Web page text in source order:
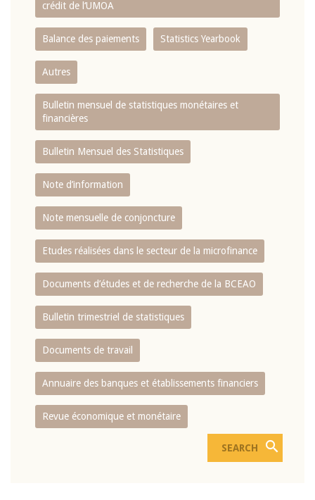
crédit de l‘UMOA
Balance des paiements Statistics Yearbook
Autres
Bulletin mensuel de statistiques monétaires et
financières
Bulletin Mensuel des Statistiques
Note d’information
Note mensuelle de conjoncture
Etudes réalisées dans le secteur de la microfinance
Documents d’études et de recherche de la BCEAO
Bulletin trimestriel de statistiques
Documents de travail
Annuaire des banques et établissements financiers
Revue économique et monétaire